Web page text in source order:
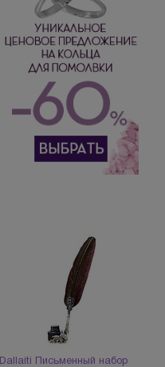
Dallaiti Письменный набор